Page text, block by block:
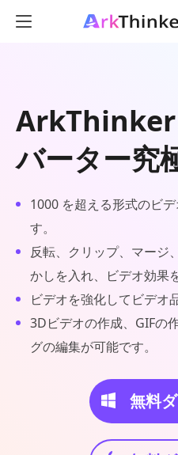
ArkThinker
バーター究
1000 を超える形式のビ
す。
反転、クリップ、マージ
かしを入れ、ビデオ効果
ビデオを強化してビデオ
3Dビデオの作成、GIFの
グの編集が可能です。
無料